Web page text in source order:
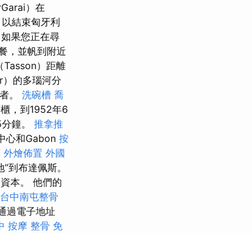
）在
結束匈牙利
果您正在尋
，並帆到附近
Tasson）距離
的多瑙河分
。 洗碗槽 喬
，到1952年6
鐘。 推拿推
心和Gabon 按
外燴佈置 外國
到布達佩斯。
本。 他們的
台中南屯整骨
過電子地址
按摩 整骨 免